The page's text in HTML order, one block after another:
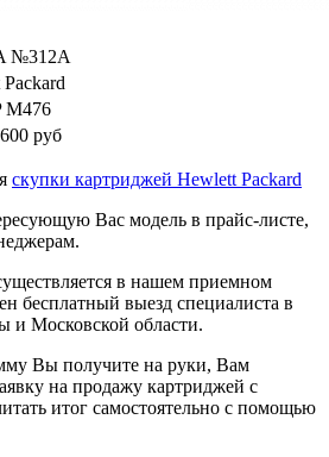
№312A
M476
руб
скупки картриджей Hewlett Packard
Вас модель в прайс-листе,
в нашем приемном
бесплатный выезд специалиста в
и Московской области.
Вы получите на руки, Вам
на продажу картриджей с
итог самостоятельно с помощью